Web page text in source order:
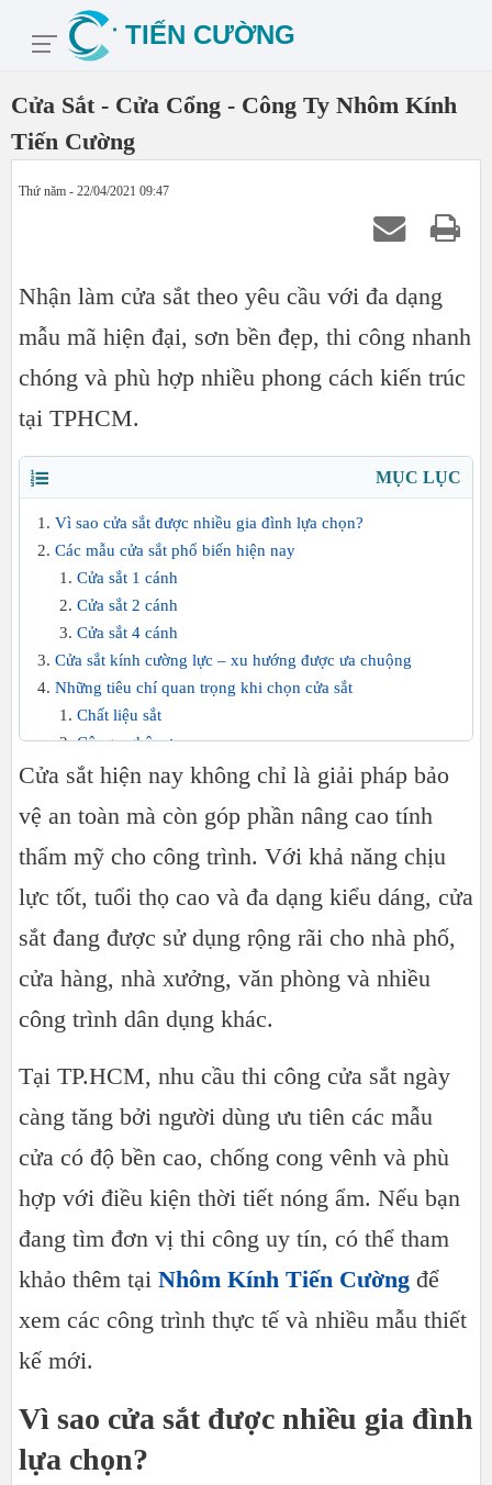
Cửa Sắt - Cửa Cổng - Công Ty Nhôm Kính
Tiến Cường
Thứ năm - 22/04/2021 09:47
Nhận làm cửa sắt theo yêu cầu với đa dạng
mẫu mã hiện đại, sơn bền đẹp, thi công nhanh
chóng và phù hợp nhiều phong cách kiến trúc
tại TPHCM.
MỤC LỤC
Vì sao cửa sắt được nhiều gia đình lựa chọn?
Các mẫu cửa sắt phổ biến hiện nay
Cửa sắt 1 cánh
Cửa sắt 2 cánh
Cửa sắt 4 cánh
Cửa sắt kính cường lực – xu hướng được ưa chuộng
Những tiêu chí quan trọng khi chọn cửa sắt
Chất liệu sắt
Công nghệ sơn
Kiểu dáng đồng bộ
Báo giá thi công cửa sắt có đắt không?
Đơn vị thi công cửa sắt uy tín tại TP.HCM
Cửa sắt hiện nay không chỉ là giải pháp bảo
vệ an toàn mà còn góp phần nâng cao tính
thẩm mỹ cho công trình. Với khả năng chịu
lực tốt, tuổi thọ cao và đa dạng kiểu dáng, cửa
sắt đang được sử dụng rộng rãi cho nhà phố,
cửa hàng, nhà xưởng, văn phòng và nhiều
công trình dân dụng khác.
Tại TP.HCM, nhu cầu thi công cửa sắt ngày
càng tăng bởi người dùng ưu tiên các mẫu
cửa có độ bền cao, chống cong vênh và phù
hợp với điều kiện thời tiết nóng ẩm. Nếu bạn
đang tìm đơn vị thi công uy tín, có thể tham
khảo thêm tại Nhôm Kính Tiến Cường để
xem các công trình thực tế và nhiều mẫu thiết
kế mới.
Vì sao cửa sắt được nhiều gia đình
lựa chọn?